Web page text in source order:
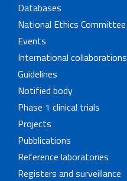
Databases
National Ethics Committee
Events
International collaborations
Guidelines
Notified body
Phase 1 clinical trials
Projects
Pubblications
Reference laboratories
Registers and surveillance